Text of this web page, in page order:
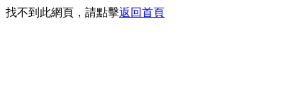
找不到此網頁，請點擊返回首頁